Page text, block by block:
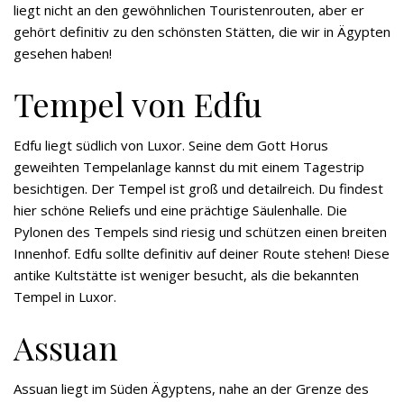
liegt nicht an den gewöhnlichen Touristenrouten, aber er
gehört definitiv zu den schönsten Stätten, die wir in Ägypten
gesehen haben!
Tempel von Edfu
Edfu liegt südlich von Luxor. Seine dem Gott Horus
geweihten Tempelanlage kannst du mit einem Tagestrip
besichtigen. Der Tempel ist groß und detailreich. Du findest
hier schöne Reliefs und eine prächtige Säulenhalle. Die
Pylonen des Tempels sind riesig und schützen einen breiten
Innenhof. Edfu sollte definitiv auf deiner Route stehen! Diese
antike Kultstätte ist weniger besucht, als die bekannten
Tempel in Luxor.
Assuan
Assuan liegt im Süden Ägyptens, nahe an der Grenze des